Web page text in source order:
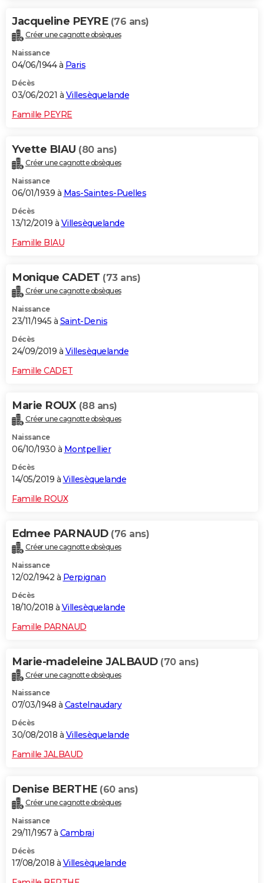
Jacqueline PEYRE (76 ans)
Créer une cagnotte obsèques
Naissance
04/06/1944 à Paris
Décès
03/06/2021 à Villesèquelande
Famille PEYRE
Yvette BIAU (80 ans)
Créer une cagnotte obsèques
Naissance
06/01/1939 à Mas-Saintes-Puelles
Décès
13/12/2019 à Villesèquelande
Famille BIAU
Monique CADET (73 ans)
Créer une cagnotte obsèques
Naissance
23/11/1945 à Saint-Denis
Décès
24/09/2019 à Villesèquelande
Famille CADET
Marie ROUX (88 ans)
Créer une cagnotte obsèques
Naissance
06/10/1930 à Montpellier
Décès
14/05/2019 à Villesèquelande
Famille ROUX
Edmee PARNAUD (76 ans)
Créer une cagnotte obsèques
Naissance
12/02/1942 à Perpignan
Décès
18/10/2018 à Villesèquelande
Famille PARNAUD
Marie-madeleine JALBAUD (70 ans)
Créer une cagnotte obsèques
Naissance
07/03/1948 à Castelnaudary
Décès
30/08/2018 à Villesèquelande
Famille JALBAUD
Denise BERTHE (60 ans)
Créer une cagnotte obsèques
Naissance
29/11/1957 à Cambrai
Décès
17/08/2018 à Villesèquelande